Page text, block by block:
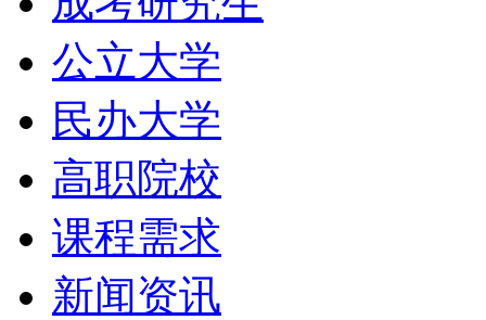
公立大学
民办大学
高职院校
课程需求
新闻资讯